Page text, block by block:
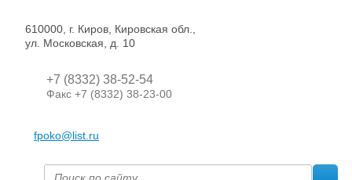
610000, г. Киров, Кировская обл.,
ул. Московская, д. 10
+7 (8332) 38-52-54
Факс +7 (8332) 38-23-00
fpoko@list.ru